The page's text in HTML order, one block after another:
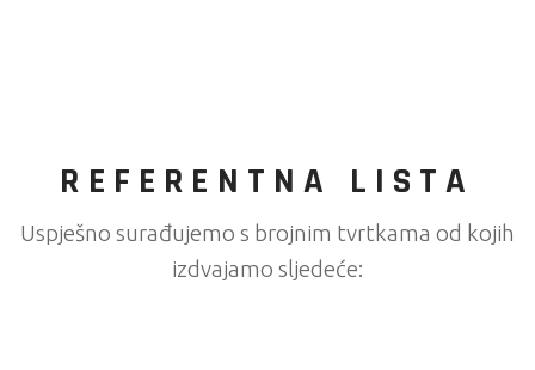
REFERENTNA LISTA
Uspješno surađujemo s brojnim tvrtkama od kojih
izdvajamo sljedeće: